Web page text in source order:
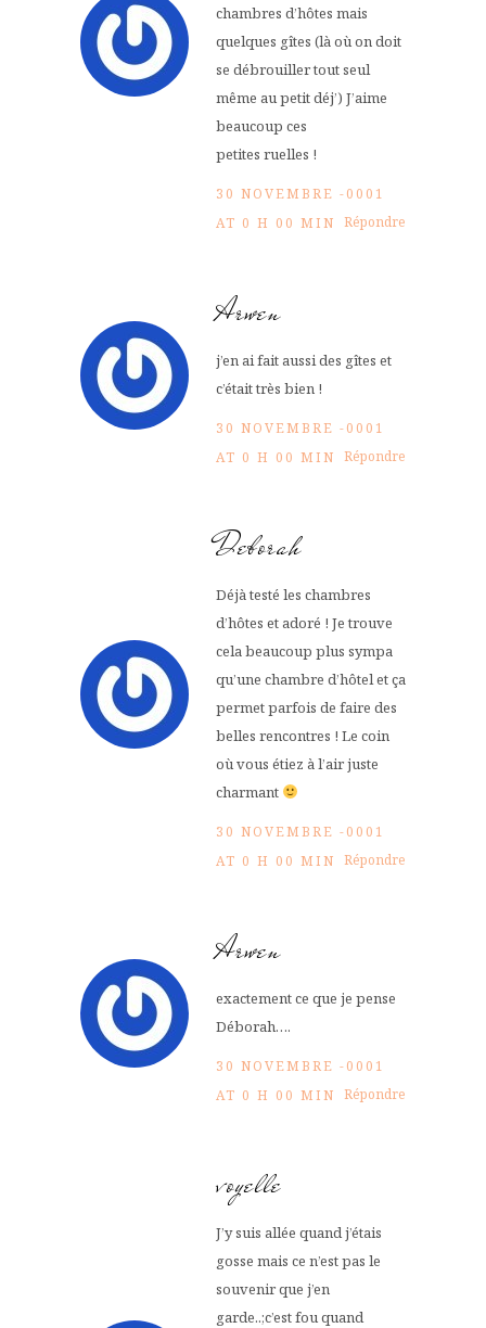
chambres d’hôtes mais
quelques gîtes (là où on doit
se débrouiller tout seul
même au petit déj’) J’aime
beaucoup ces
petites ruelles !
30 NOVEMBRE -0001
AT 0 H 00 MIN Répondre
Arwen
j’en ai fait aussi des gîtes et
c’était très bien !
30 NOVEMBRE -0001
AT 0 H 00 MIN Répondre
Deborah
Déjà testé les chambres
d’hôtes et adoré ! Je trouve
cela beaucoup plus sympa
qu’une chambre d’hôtel et ça
permet parfois de faire des
belles rencontres ! Le coin
où vous étiez à l’air juste
charmant
30 NOVEMBRE -0001
AT 0 H 00 MIN Répondre
Arwen
exactement ce que je pense
Déborah….
30 NOVEMBRE -0001
AT 0 H 00 MIN Répondre
voyelle
J’y suis allée quand j’étais
gosse mais ce n’est pas le
souvenir que j’en
garde..;c’est fou quand